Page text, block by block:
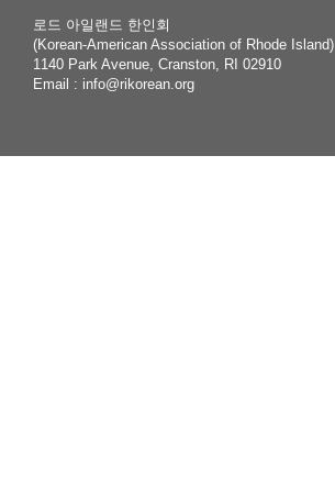
로드 아일랜드 한인회
(Korean-American Association of Rhode Island)
1140 Park Avenue, Cranston, RI 02910
Email : info@rikorean.org